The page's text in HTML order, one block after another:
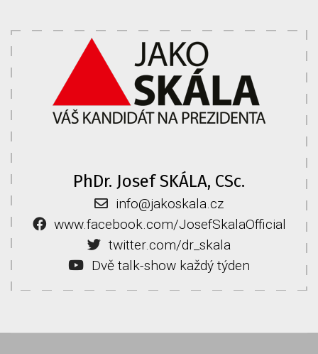
PhDr. Josef SKÁLA, CSc.
info@jakoskala.cz
www.facebook.com/JosefSkalaOfficial
twitter.com/dr_skala
Dvě talk-show každý týden